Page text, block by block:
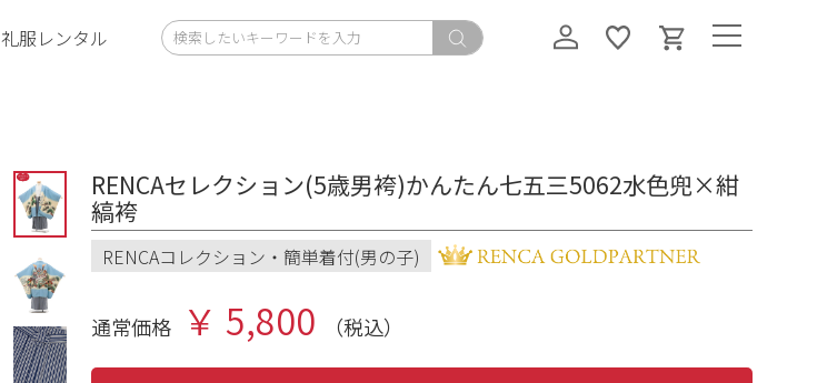
礼服レンタル
RENCAセレクション(5歳男袴)かんたん七五三5062水色兜×紺
縞袴
RENCAコレクション・簡単着付(男の子)
通常価格 ￥ 5,800 （税込）